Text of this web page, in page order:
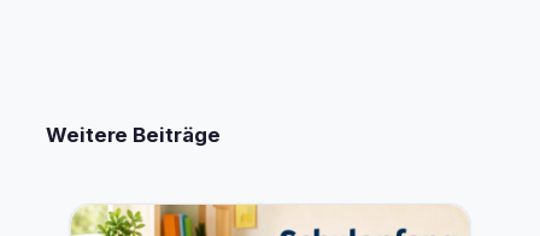
Weitere Beiträge